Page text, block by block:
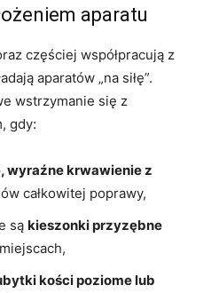
aparatu
częściej współpracują z
aparatów „na siłę”.
wstrzymanie się z
gdy:
wyraźne krwawienie z
całkowitej poprawy,
są kieszonki przyzębne
kości poziome lub